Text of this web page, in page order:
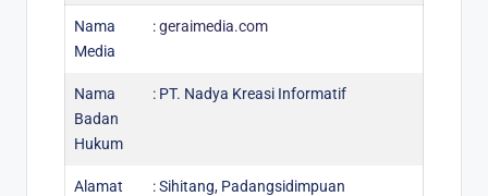
Nama
Media
:geraimedia.com
Nama
Badan
Hukum
: PT. Nadya Kreasi Informatif
Alamat
: Sihitang, Padangsidimpuan